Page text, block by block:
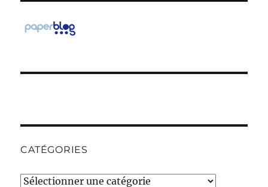
CATÉGORIES
Catégories